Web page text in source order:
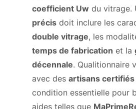
coefficient Uw du vitrage.
précis doit inclure les
double vitrage, les
temps de fabrication et la
décennale. Qualitionnaire
avec des artisans certifiés
condition essentielle pour
aides telles que